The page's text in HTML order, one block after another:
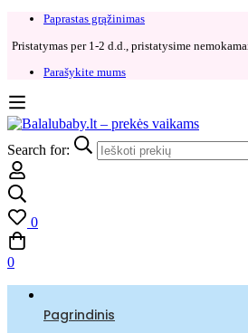
Paprastas grąžinimas​
Pristatymas per 1-2 d.d., pristatysime
Parašykite mums
Search for:
0
0
Pagrindinis